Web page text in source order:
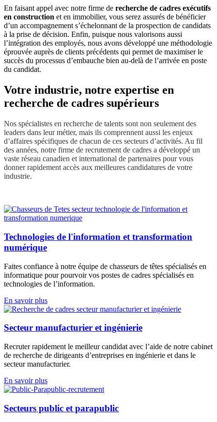
En faisant appel avec notre firme de recherche de cadres exécutifs
en construction et en immobilier, vous serez assurés de bénéficier
d’un accompagnement s’échelonnant de la prospection de candidats
à la prise de décision. Enfin, puisque nous valorisons aussi
l’intégration des employés, nous avons développé une méthodologie
éprouvée auprès de clients précédents qui permet de maximiser le
succès du processus d’embauche bien au-delà de l’arrivée en poste
du candidat.
Votre industrie, notre expertise en
recherche de cadres supérieurs
Nos spécialistes en recherche de talents sont non seulement des
leaders dans leur métier, mais ils comprennent aussi les enjeux
d’affaires spécifiques de chacun de ces secteurs d’activités. Au fil
des années, notre firme de recrutement de cadres a développé un
vaste réseau canadien et international de partenaires pour vous
donner rapidement accès aux meilleures candidatures de votre
industrie.
Technologies de l'information et transformation
numérique
Faites confiance à notre équipe de chasseurs de têtes spécialisés en
informatique pour pourvoir vos postes de cadres spécialisés en
technologies de l’information.
En savoir plus
Secteur manufacturier et ingénierie
Recruter rapidement le meilleur candidat avec l’aide de notre cabinet
de recherche de dirigeants d’entreprises en ingénierie et dans le
secteur manufacturier.
En savoir plus
Secteurs public et parapublic